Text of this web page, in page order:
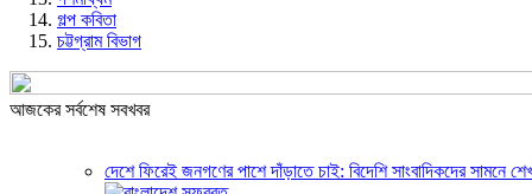
গল্প ক‌বিতা
চট্টগ্রাম বিভাগ
আজকের সর্বশেষ সবখবর
দেশে ফিরেই জনগণের পাশে দাঁড়াতে চাই: বিদেশি সাংবাদিকদের সামনে